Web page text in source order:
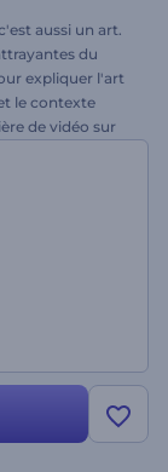
aussi un art.
du
expliquer l'art
le contexte
de vidéo sur
et
médical et bien
votre vidéo